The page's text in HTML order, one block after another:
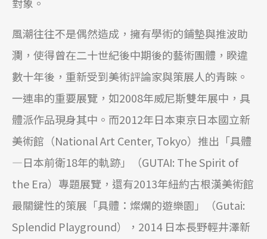
對象。
風潮往往不是偶然造成，擁有學術的鋪墊與推波助
瀾，使得曾在二十世紀後中期後的藝術團體，睽違
數十年後，重新受到美術評論家與策展人的青睞。
一連串的重要展覽，如2008年威尼斯雙年展中，具
體派作品現身其中。而2012年日本東京日本國立新
美術館（National Art Center, Tokyo）推出「具體
—日本前衛18年的軌跡」（GUTAI: The Spirit of
the Era）專題展覽，還有2013年紐約古根漢美術館
最關鍵性的策展「具體：燦爛的遊樂園」（Gutai:
Splendid Playground），2014 日本長野輕井澤新